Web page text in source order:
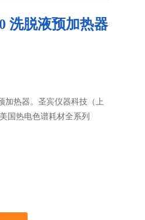
洗脱液预加热器
加热器。圣宾仪器科技（上
国热电色谱耗材全系列